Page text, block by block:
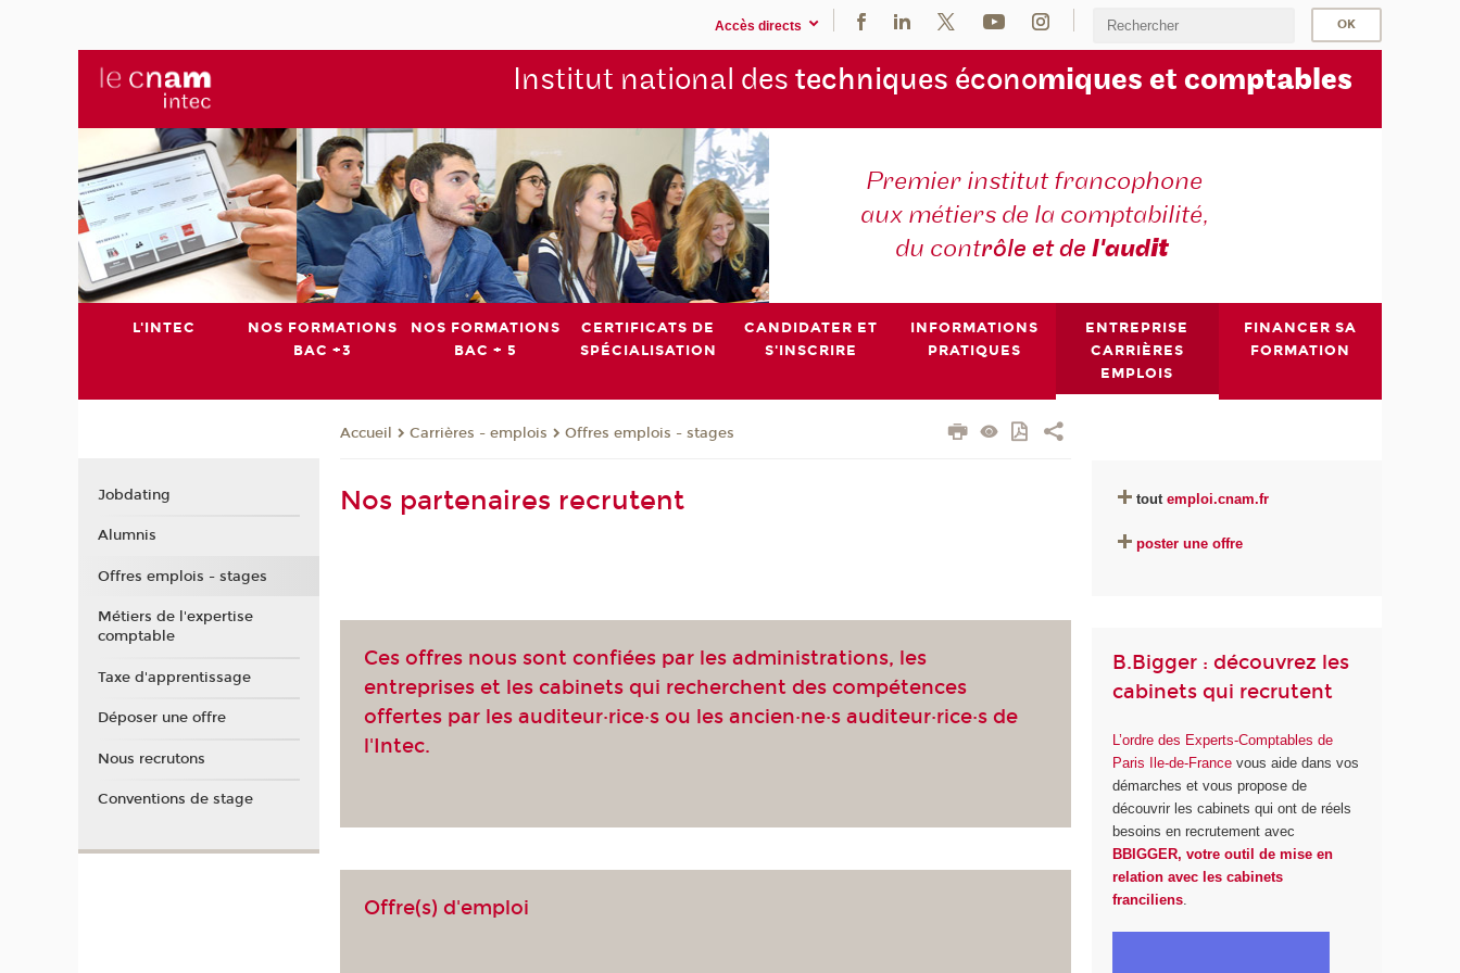
Accès directs
Institut national des techniques économiques et comptables
Premier institut francophone
aux métiers de la comptabilité,
du contrôle et del'audit
L'INTEC
NOS FORMATIONS
BAC +3
NOS FORMATIONS
BAC + 5
CERTIFICATS DE
SPÉCIALISATION
CANDIDATER ET
S'INSCRIRE
INFORMATIONS
PRATIQUES
ENTREPRISE
CARRIÈRES
EMPLOIS
FINANCER SA
FORMATION
Accueil Carrières - emplois Offres emplois - stages
Nos partenaires recrutent
Ces offres nous sont confiées par les administrations, les
entreprises et les cabinets qui recherchent des compétences
offertes par les auditeur·rice·s ou les ancien·ne·s auditeur·rice·s de
l'Intec.
Offre(s) d'emploi
toutemploi.cnam.fr
poster une offre
B.Bigger : découvrez les
cabinets qui recrutent
L’ordre des Experts-Comptables de
Paris Ile-de-France vous aide dans vos
démarches et vous propose de
découvrir les cabinets qui ont de réels
besoins en recrutement avec
BBIGGER, votre outil de mise en
relation avec les cabinets
franciliens
Jobdating
Alumnis
Offres emplois - stages
Métiers de l'expertise
comptable
Taxe d'apprentissage
Déposer une offre
Nous recrutons
Conventions de stage